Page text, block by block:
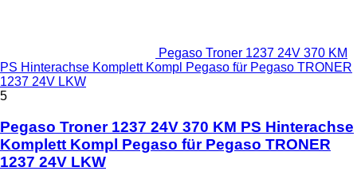
Pegaso Troner 1237 24V 370 KM
PS Hinterachse Komplett Kompl Pegaso für Pegaso TRONER
1237 24V LKW
5
Pegaso Troner 1237 24V 370 KM PS Hinterachse
Komplett Kompl Pegaso für Pegaso TRONER
1237 24V LKW